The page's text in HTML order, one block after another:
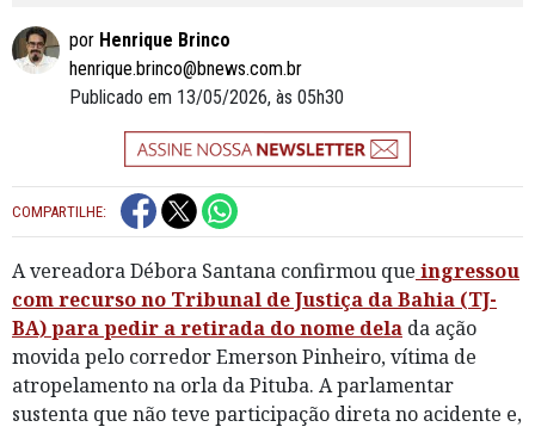
por Henrique Brinco
henrique.brinco@bnews.com.br
Publicado em 13/05/2026, às 05h30
COMPARTILHE:
A vereadora Débora Santana confirmou que ingressou
com recurso no Tribunal de Justiça da Bahia (TJ-
BA) para pedir a retirada do nome dela da ação
movida pelo corredor Emerson Pinheiro, vítima de
atropelamento na orla da Pituba. A parlamentar
sustenta que não teve participação direta no acidente e,